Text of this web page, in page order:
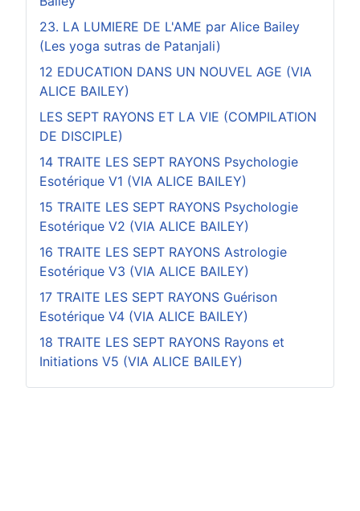
23. LA LUMIERE DE L'AME par Alice Bailey
(Les yoga sutras de Patanjali)
12 EDUCATION DANS UN NOUVEL AGE (VIA
ALICE BAILEY)
LES SEPT RAYONS ET LA VIE (COMPILATION
DE DISCIPLE)
14 TRAITE LES SEPT RAYONS Psychologie
Esotérique V1 (VIA ALICE BAILEY)
15 TRAITE LES SEPT RAYONS Psychologie
Esotérique V2 (VIA ALICE BAILEY)
16 TRAITE LES SEPT RAYONS Astrologie
Esotérique V3 (VIA ALICE BAILEY)
17 TRAITE LES SEPT RAYONS Guérison
Esotérique V4 (VIA ALICE BAILEY)
18 TRAITE LES SEPT RAYONS Rayons et
Initiations V5 (VIA ALICE BAILEY)